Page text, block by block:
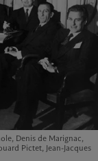
Denis de Marignac,
Pictet, Jean-Jacques